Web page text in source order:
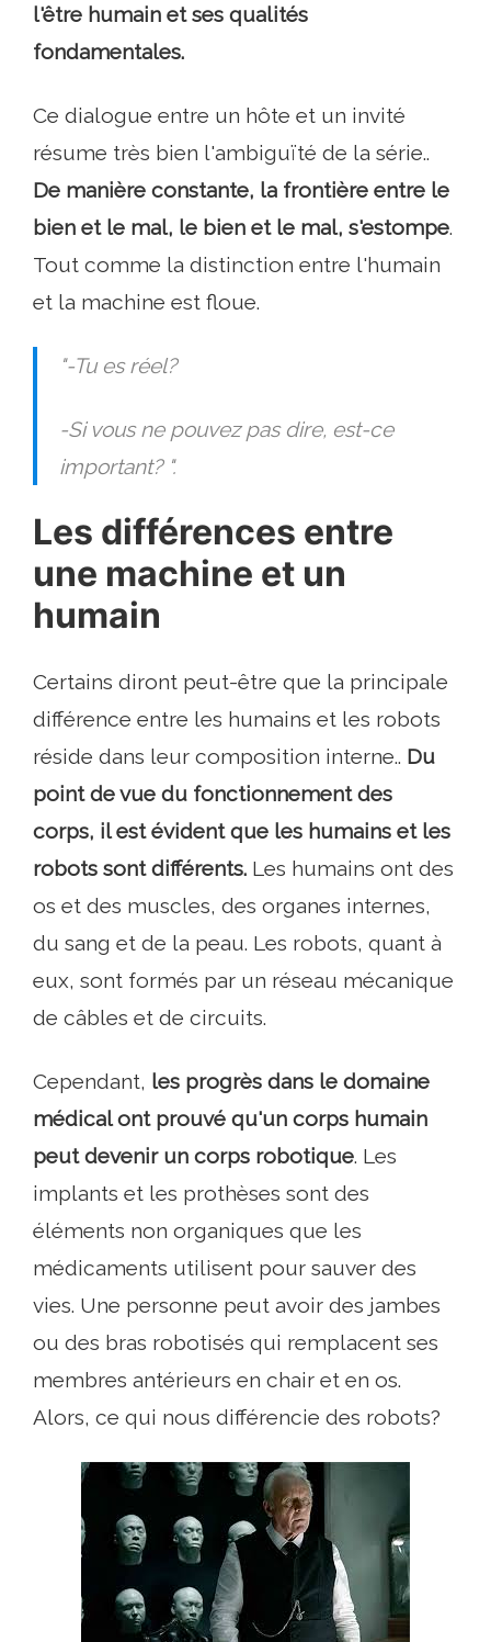
l'être humain et ses qualités
fondamentales.
Ce dialogue entre un hôte et un invité
résume très bien l'ambiguïté de la série..
De manière constante, la frontière entre le
bien et le mal, le bien et le mal, s'estompe.
Tout comme la distinction entre l'humain
et la machine est floue.
"-Tu es réel?
-Si vous ne pouvez pas dire, est-ce
important? ".
Les différences entre
une machine et un
humain
Certains diront peut-être que la principale
différence entre les humains et les robots
réside dans leur composition interne.. Du
point de vue du fonctionnement des
corps, il est évident que les humains et les
robots sont différents. Les humains ont des
os et des muscles, des organes internes,
du sang et de la peau. Les robots, quant à
eux, sont formés par un réseau mécanique
de câbles et de circuits.
Cependant, les progrès dans le domaine
médical ont prouvé qu'un corps humain
peut devenir un corps robotique. Les
implants et les prothèses sont des
éléments non organiques que les
médicaments utilisent pour sauver des
vies. Une personne peut avoir des jambes
ou des bras robotisés qui remplacent ses
membres antérieurs en chair et en os.
Alors, ce qui nous différencie des robots?